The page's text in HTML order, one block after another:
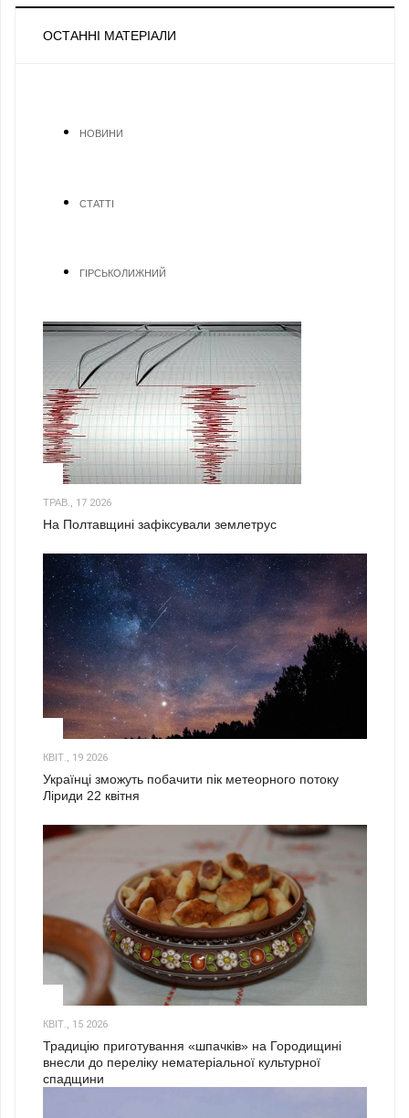
ОСТАННІ МАТЕРІАЛИ
НОВИНИ
СТАТТІ
ГІРСЬКОЛИЖНИЙ
ТРАВ., 17 2026
На Полтавщині зафіксували землетрус
КВІТ., 19 2026
Українці зможуть побачити пік метеорного потоку
Ліриди 22 квітня
КВІТ., 15 2026
Традицію приготування «шпачків» на Городищині
внесли до переліку нематеріальної культурної
спадщини